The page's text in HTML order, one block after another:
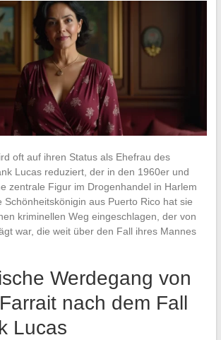
oft auf ihren Status als Ehefrau des
Lucas reduziert, der in den 1960er und
zentrale Figur im Drogenhandel in Harlem
Schönheitskönigin aus Puerto Rico hat sie
kriminellen Weg eingeschlagen, der von
war, die weit über den Fall ihres Mannes
Werdegang von
nach dem Fall
Lucas